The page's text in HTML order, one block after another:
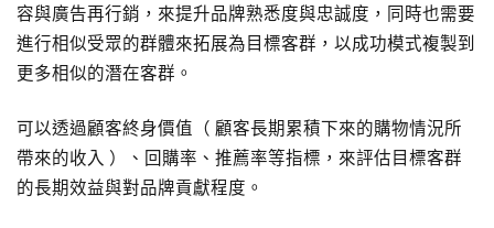
容與廣告再行銷，來提升品牌熟悉度與忠誠度，同時也需要
進行相似受眾的群體來拓展為目標客群，以成功模式複製到
更多相似的潛在客群。
可以透過顧客終身價值（ 顧客長期累積下來的購物情況所
帶來的收入 ）、回購率、推薦率等指標，來評估目標客群
的長期效益與對品牌貢獻程度。